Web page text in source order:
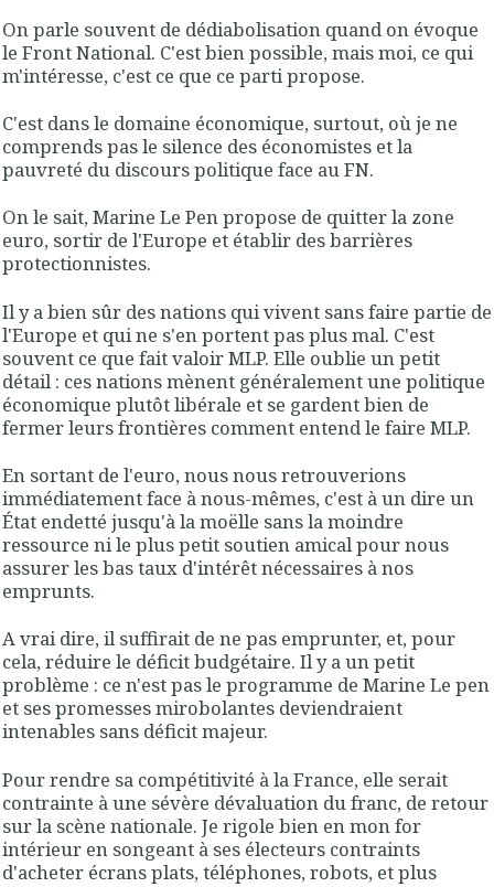
On parle souvent de dédiabolisation quand on évoque
le Front National. C'est bien possible, mais moi, ce qui
m'intéresse, c'est ce que ce parti propose.
C'est dans le domaine économique, surtout, où je ne
comprends pas le silence des économistes et la
pauvreté du discours politique face au FN.
On le sait, Marine Le Pen propose de quitter la zone
euro, sortir de l'Europe et établir des barrières
protectionnistes.
Il y a bien sûr des nations qui vivent sans faire partie de
l'Europe et qui ne s'en portent pas plus mal. C'est
souvent ce que fait valoir MLP. Elle oublie un petit
détail : ces nations mènent généralement une politique
économique plutôt libérale et se gardent bien de
fermer leurs frontières comment entend le faire MLP.
En sortant de l'euro, nous nous retrouverions
immédiatement face à nous-mêmes, c'est à un dire un
État endetté jusqu'à la moëlle sans la moindre
ressource ni le plus petit soutien amical pour nous
assurer les bas taux d'intérêt nécessaires à nos
emprunts.
A vrai dire, il suffirait de ne pas emprunter, et, pour
cela, réduire le déficit budgétaire. Il y a un petit
problème : ce n'est pas le programme de Marine Le pen
et ses promesses mirobolantes deviendraient
intenables sans déficit majeur.
Pour rendre sa compétitivité à la France, elle serait
contrainte à une sévère dévaluation du franc, de retour
sur la scène nationale. Je rigole bien en mon for
intérieur en songeant à ses électeurs contraints
d'acheter écrans plats, téléphones, robots, et plus